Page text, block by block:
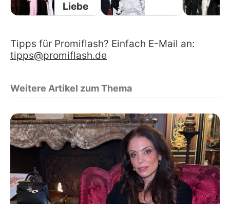
Liebe
Tipps für Promiflash? Einfach E-Mail an:
tipps@promiflash.de
Weitere Artikel zum Thema